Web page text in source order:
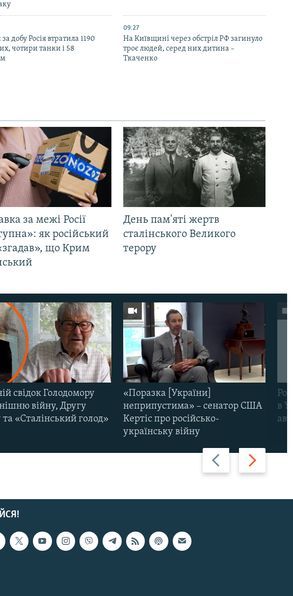
добу Росія втратила 1190
чотири танки і 58
09:27
На Київщині через обстріл РФ загинуло
троє людей, серед них дитина –
Ткаченко
за межі Росії
як російський
що Крим
День пам'яті жертв
сталінського Великого
терору
Назад Вперед
свідок Голодомору
війну, Другу
та «Сталінський голод»
«Поразка [України]
неприпустима» – сенатор США
Кертіс про російсько-
українську війну
в